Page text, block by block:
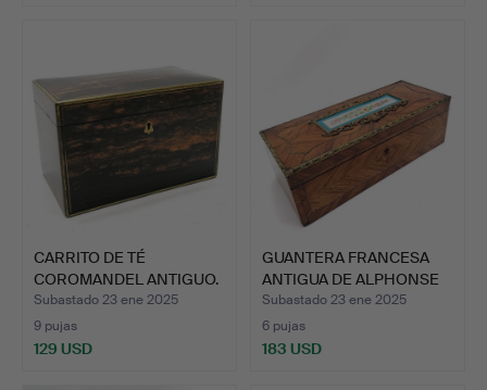
CARRITO DE TÉ
COROMANDEL ANTIGUO.
Subastado 23 ene 2025
9 pujas
129 USD
GUANTERA FRANCESA
ANTIGUA DE ALPHONSE
GIRO…
Subastado 23 ene 2025
6 pujas
183 USD